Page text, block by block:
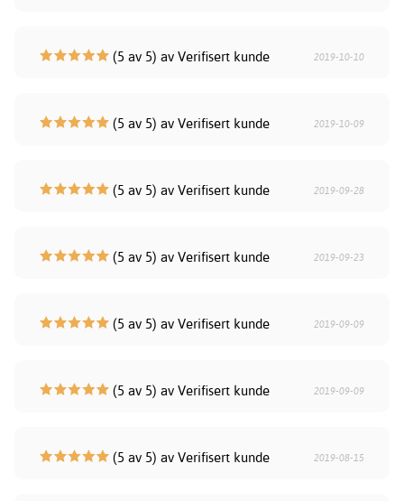
(5 av 5) av Verifisert kunde 2019-10-10
(5 av 5) av Verifisert kunde 2019-10-09
(5 av 5) av Verifisert kunde 2019-09-28
(5 av 5) av Verifisert kunde 2019-09-23
(5 av 5) av Verifisert kunde 2019-09-09
(5 av 5) av Verifisert kunde 2019-09-09
(5 av 5) av Verifisert kunde 2019-08-15